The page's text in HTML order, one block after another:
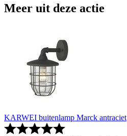
Meer uit deze actie
KARWEI buitenlamp Marck antraciet